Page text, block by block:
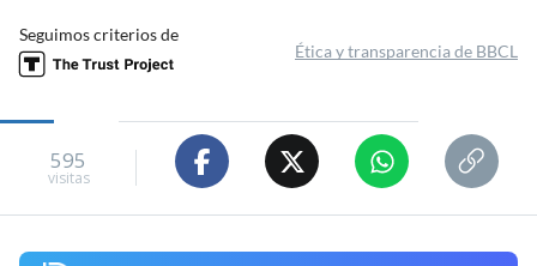
Seguimos criterios de
Ética y transparencia de BBCL
595
visitas